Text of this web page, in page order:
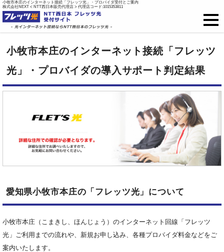
小牧市本庄のインターネット接続「フレッツ光」・プロバイダ受付とご案内
株式会社NEXT < NTT西日本販売代理店 > 代理店コード:1015353811
戸建て向け料金
集合住宅向け料金
ご開通までの流れ
オプション
新規お申込はこちら
小牧市本庄のインターネット接続「フレッツ
光」・プロバイダの導入サポート判定結果
愛知県小牧市本庄の「フレッツ光」について
小牧市本庄（こまきし、ほんじょう）のインターネット回線「フレッツ
光」ご利用までの流れや、新規お申し込み、各種プロバイダ料金などをご
案内いたします。